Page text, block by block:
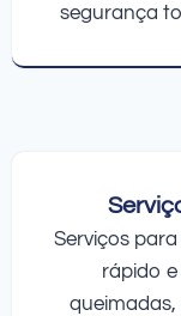
segurança
Serviços
rápido